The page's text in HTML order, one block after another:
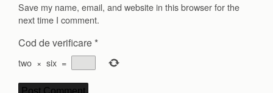
Save my name, email, and website in this browser for the
next time I comment.
Cod de verificare *
two × six =